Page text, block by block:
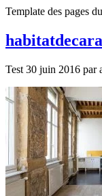
Template des pages
Test 30 juin 2016 par